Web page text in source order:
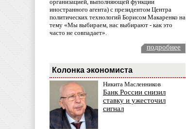
организацией, выполняющей функции
иностранного агента) с президентом Центра
политических технологий Борисом Макаренко на
тему «Мы выбираем, нас выбирают - как это
часто не совпадает».
подробнее
Колонка экономиста
Никита Масленников
Банк России снизил
ставку и ужесточил
сигнал